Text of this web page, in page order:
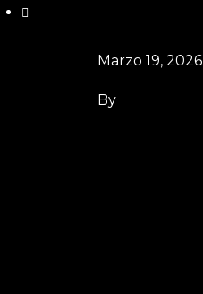
Marzo 19, 2026
By